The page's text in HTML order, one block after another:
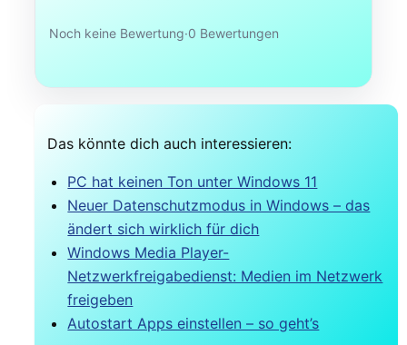
Noch keine Bewertung·0 Bewertungen
Das könnte dich auch interessieren:
PC hat keinen Ton unter Windows 11
Neuer Datenschutzmodus in Windows – das
ändert sich wirklich für dich
Windows Media Player-
Netzwerkfreigabedienst: Medien im Netzwerk
freigeben
Autostart Apps einstellen – so geht’s